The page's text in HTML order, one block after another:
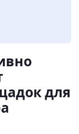
для